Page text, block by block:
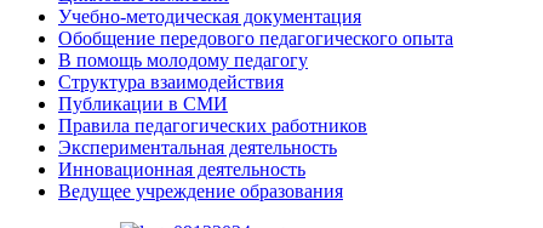
Учебно-методическая документация
Обобщение передового педагогического опыта
В помощь молодому педагогу
Структура взаимодействия
Публикации в СМИ
Правила педагогических работников
Экспериментальная деятельность
Инновационная деятельность
Ведущее учреждение образования